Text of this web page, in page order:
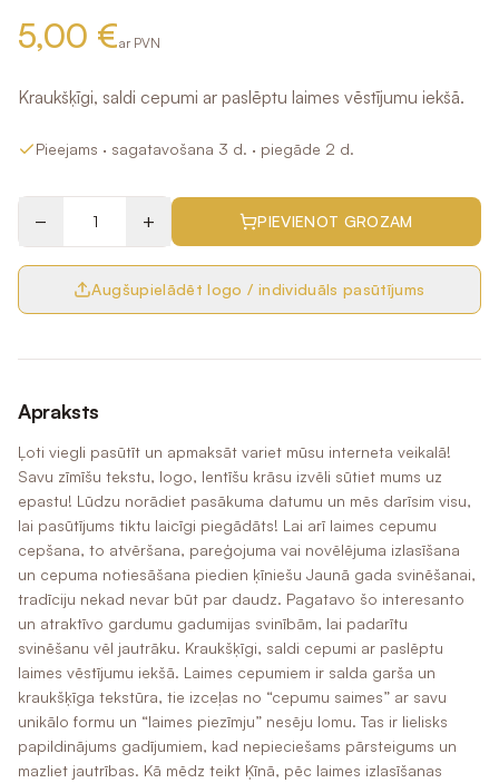
5,00 €ar PVN
Kraukšķīgi, saldi cepumi ar paslēptu laimes vēstījumu iekšā.
Pieejams · sagatavošana 3 d. · piegāde 2 d.
− + PIEVIENOT GROZAM
Augšupielādēt logo / individuāls pasūtījums
Apraksts
Ļoti viegli pasūtīt un apmaksāt variet mūsu interneta veikalā!
Savu zīmīšu tekstu, logo, lentīšu krāsu izvēli sūtiet mums uz
epastu! Lūdzu norādiet pasākuma datumu un mēs darīsim visu,
lai pasūtījums tiktu laicīgi piegādāts! Lai arī laimes cepumu
cepšana, to atvēršana, pareģojuma vai novēlējuma izlasīšana
un cepuma notiesāšana piedien ķīniešu Jaunā gada svinēšanai,
tradīciju nekad nevar būt par daudz. Pagatavo šo interesanto
un atraktīvo gardumu gadumijas svinībām, lai padarītu
svinēšanu vēl jautrāku. Kraukšķīgi, saldi cepumi ar paslēptu
laimes vēstījumu iekšā. Laimes cepumiem ir salda garša un
kraukšķīga tekstūra, tie izceļas no “cepumu saimes” ar savu
unikālo formu un “laimes piezīmju” nesēju lomu. Tas ir lielisks
papildinājums gadījumiem, kad nepieciešams pārsteigums un
mazliet jautrības. Kā mēdz teikt Ķīnā, pēc laimes izlasīšanas